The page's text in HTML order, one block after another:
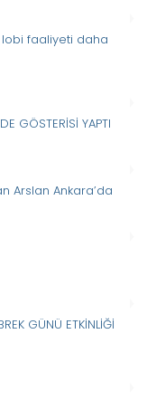
lobi faaliyeti daha
GÖSTERİSİ YAPTI
Arslan Ankara’da
GÜNÜ ETKİNLİĞİ